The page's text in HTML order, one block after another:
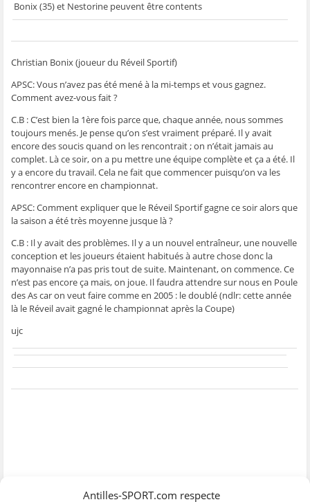
Antilles-SPORT.com respecte
Bonix (35) et Nestorine peuvent être contents
Christian Bonix (joueur du Réveil Sportif)
APSC: Vous n’avez pas été mené à la mi-temps et vous gagnez.
Comment avez-vous fait ?
C.B : C’est bien la 1ère fois parce que, chaque année, nous sommes
toujours menés. Je pense qu’on s’est vraiment préparé. Il y avait
encore des soucis quand on les rencontrait ; on n’était jamais au
complet. Là ce soir, on a pu mettre une équipe complète et ça a été. Il
y a encore du travail. Cela ne fait que commencer puisqu’on va les
rencontrer encore en championnat.
APSC: Comment expliquer que le Réveil Sportif gagne ce soir alors que
la saison a été très moyenne jusque là ?
C.B : Il y avait des problèmes. Il y a un nouvel entraîneur, une nouvelle
conception et les joueurs étaient habitués à autre chose donc la
mayonnaise n’a pas pris tout de suite. Maintenant, on commence. Ce
n’est pas encore ça mais, on joue. Il faudra attendre sur nous en Poule
des As car on veut faire comme en 2005 : le doublé (ndlr: cette année
là le Réveil avait gagné le championnat après la Coupe)
ujc